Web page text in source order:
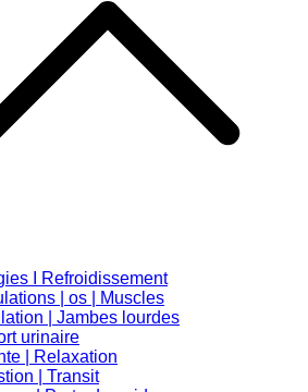
I Refroidissement
| os | Muscles
| Jambes lourdes
urinaire
| Relaxation
| Transit